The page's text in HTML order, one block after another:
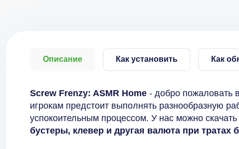
Описание Как установить Как
Screw Frenzy: ASMR Home - добро пожаловать
игрокам предстоит выполнять разнообразную
успокоительным процессом. У нас можно
бустеры, клевер и другая валюта при тратах